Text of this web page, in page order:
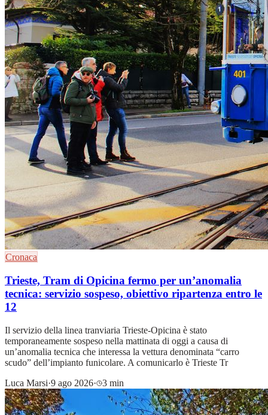
Cronaca
Trieste, Tram di Opicina fermo per un’anomalia
tecnica: servizio sospeso, obiettivo ripartenza entro le
12
Il servizio della linea tranviaria Trieste-Opicina è stato
temporaneamente sospeso nella mattinata di oggi a causa di
un’anomalia tecnica che interessa la vettura denominata “carro
scudo” dell’impianto funicolare. A comunicarlo è Trieste Tr
Luca Marsi·9 ago 2026· 3 min